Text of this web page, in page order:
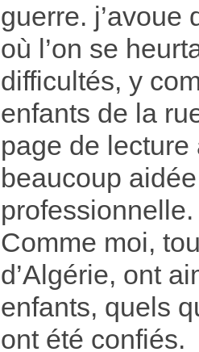
guerre. j’avoue
où l’on se
difficultés, y
enfants de la
page de lecture
beaucoup
professionnelle.
Comme moi,
d’Algérie, ont
enfants, quels
ont été confiés.